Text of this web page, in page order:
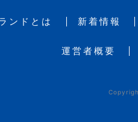
ンドとは 新着情報
運営者概要